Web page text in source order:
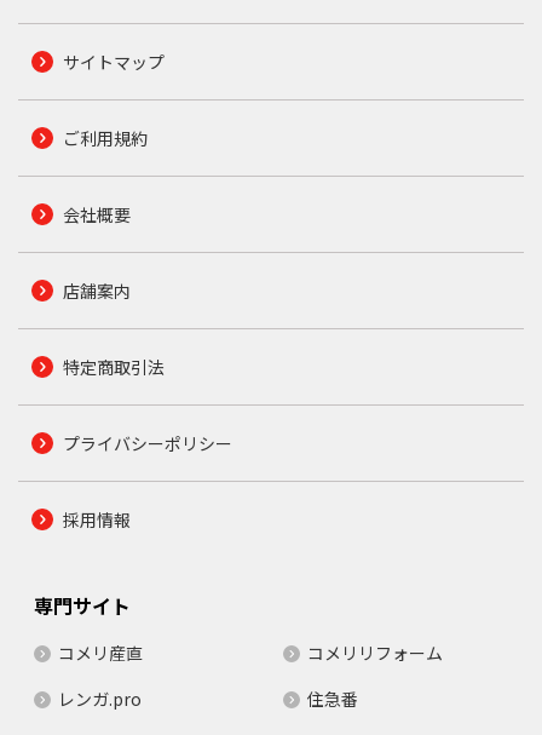
サイトマップ
ご利用規約
会社概要
店舗案内
特定商取引法
プライバシーポリシー
採用情報
専門サイト
コメリ産直
コメリリフォーム
レンガ.pro
住急番